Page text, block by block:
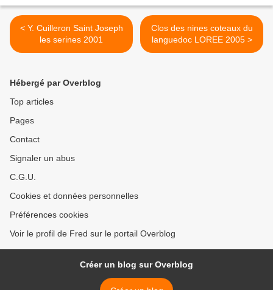
< Y. Cuilleron Saint Joseph
les serines 2001
Clos des nines coteaux du
languedoc LOREE 2005 >
Hébergé par Overblog
Top articles
Pages
Contact
Signaler un abus
C.G.U.
Cookies et données personnelles
Préférences cookies
Voir le profil de Fred sur le portail Overblog
Créer un blog sur Overblog